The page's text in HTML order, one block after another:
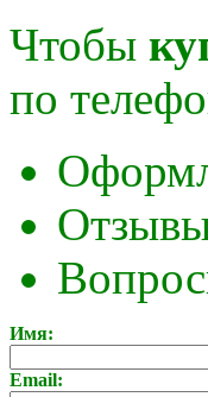
Чтобы
по
Имя:
Email: